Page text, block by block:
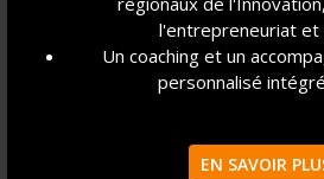
l'entrepreneuriat et
Un coaching et un
personnalisé
EN SAVOIR
plusieurs langues, à